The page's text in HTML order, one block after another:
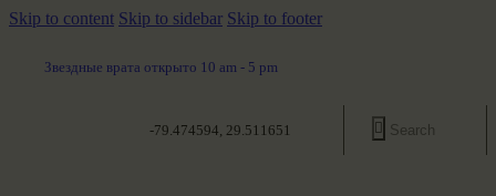
Skip to content Skip to sidebar Skip to footer
Звездные врата открыто 10 am - 5 pm
-79.474594, 29.511651